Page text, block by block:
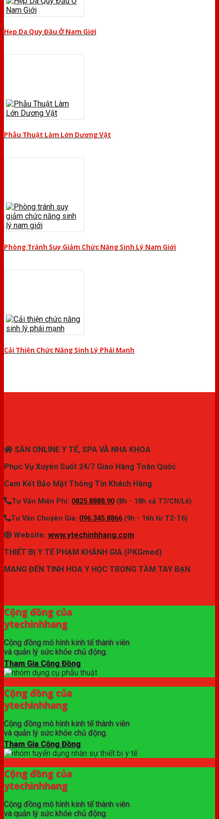
Hẹp Da Quy Đầu Ở Nam Giới
Phẫu Thuật Làm Lớn Dương Vật
Phòng Tránh Suy Giảm Chức Năng Sinh Lý Nam Giới
Cải Thiện Chức Năng Sinh Lý Phái Mạnh
SÀN ONLINE Y TẾ, SPA VÀ NHA KHOA
Phục Vụ Xuyên Suốt 24/7 Giao Hàng Toàn Quốc
Cam Kết Bảo Mật Thông Tin Khách Hàng
Tư Vấn Miễn Phí: 0825.8888.90 (8h - 18h cả T7/CN/Lễ)
Tư Vấn Chuyên Gia: 096.345.8866 (9h - 16h từ T2-T6)
Website: www.ytechinhhang.com
THIẾT BỊ Y TẾ PHẠM KHÁNH GIA (PKGmed)
MANG ĐẾN TINH HOA Y HỌC TRONG TẦM TAY BẠN
Cộng đồng của
ytechinhhang
Cộng đồng mô hình kinh tế thành viên
và quản lý sức khỏe chủ động.
Tham Gia Cộng Đồng
Cộng đồng của
ytechinhhang
Cộng đồng mô hình kinh tế thành viên
và quản lý sức khỏe chủ động.
Tham Gia Cộng Đồng
Cộng đồng của
ytechinhhang
Cộng đồng mô hình kinh tế thành viên
và quản lý sức khỏe chủ động.